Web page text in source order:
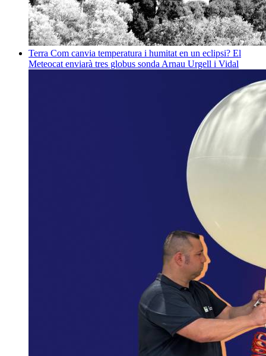
Terra Com canvia temperatura i humitat en un eclipsi? El
Meteocat enviarà tres globus sonda Arnau Urgell i Vidal